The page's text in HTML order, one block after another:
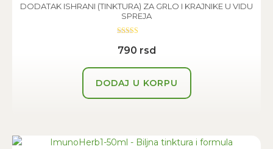
DODATAK ISHRANI (TINKTURA) ZA GRLO I KRAJNIKE U VIDU
SPREJA
5.00
od 5
790 rsd
DODAJ U KORPU